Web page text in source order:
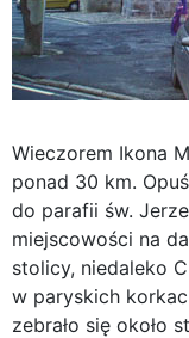
Wieczorem Ikona
ponad 30 km.
do parafii św.
miejscowości na
stolicy, niedaleko
w paryskich
zebrało się około